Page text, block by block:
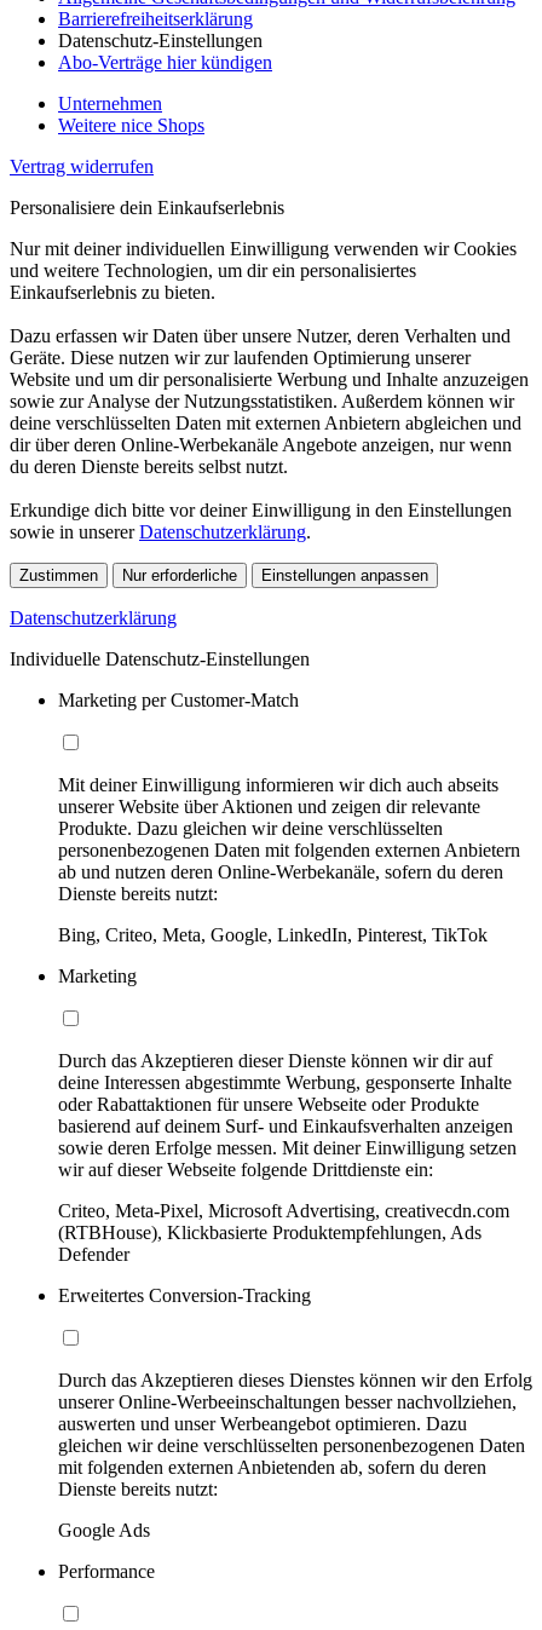
Barrierefreiheitserklärung
Datenschutz-Einstellungen
Abo-Verträge hier kündigen
Unternehmen
Weitere nice Shops
Vertrag widerrufen
Personalisiere dein Einkaufserlebnis
Nur mit deiner individuellen Einwilligung verwenden wir Cookies
und weitere Technologien, um dir ein personalisiertes
Einkaufserlebnis zu bieten.
Dazu erfassen wir Daten über unsere Nutzer, deren Verhalten und
Geräte. Diese nutzen wir zur laufenden Optimierung unserer
Website und um dir personalisierte Werbung und Inhalte anzuzeigen
sowie zur Analyse der Nutzungsstatistiken. Außerdem können wir
deine verschlüsselten Daten mit externen Anbietern abgleichen und
dir über deren Online-Werbekanäle Angebote anzeigen, nur wenn
du deren Dienste bereits selbst nutzt.
Erkundige dich bitte vor deiner Einwilligung in den Einstellungen
sowie in unsererDatenschutzerklärung.
Zustimmen Nur erforderliche Einstellungen anpassen
Datenschutzerklärung
Individuelle Datenschutz-Einstellungen
Marketing per Customer-Match
Mit deiner Einwilligung informieren wir dich auch abseits
unserer Website über Aktionen und zeigen dir relevante
Produkte. Dazu gleichen wir deine verschlüsselten
personenbezogenen Daten mit folgenden externen Anbietern
ab und nutzen deren Online-Werbekanäle, sofern du deren
Dienste bereits nutzt:
Bing, Criteo, Meta, Google, LinkedIn, Pinterest, TikTok
Marketing
Durch das Akzeptieren dieser Dienste können wir dir auf
deine Interessen abgestimmte Werbung, gesponserte Inhalte
oder Rabattaktionen für unsere Webseite oder Produkte
basierend auf deinem Surf- und Einkaufsverhalten anzeigen
sowie deren Erfolge messen. Mit deiner Einwilligung setzen
wir auf dieser Webseite folgende Drittdienste ein:
Criteo, Meta-Pixel, Microsoft Advertising, creativecdn.com
(RTBHouse), Klickbasierte Produktempfehlungen, Ads
Defender
Erweitertes Conversion-Tracking
Durch das Akzeptieren dieses Dienstes können wir den Erfolg
unserer Online-Werbeeinschaltungen besser nachvollziehen,
auswerten und unser Werbeangebot optimieren. Dazu
gleichen wir deine verschlüsselten personenbezogenen Daten
mit folgenden externen Anbietenden ab, sofern du deren
Dienste bereits nutzt:
Google Ads
Performance